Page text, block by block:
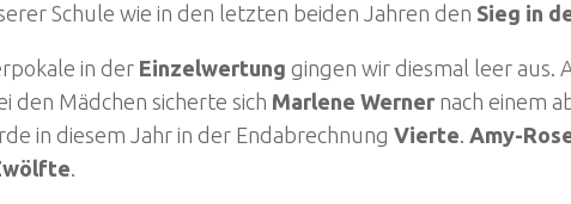
Schule wie in den letzten beiden Jahren den Sieg in
in der Einzelwertung gingen wir diesmal leer aus.
den Mädchen sicherte sich Marlene Werner nach einem
in diesem Jahr in der Endabrechnung Vierte. Amy-
.